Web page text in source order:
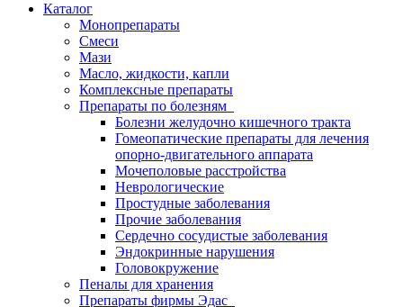
Каталог
Монопрепараты
Смеси
Мази
Масло, жидкости, капли
Комплексные препараты
Препараты по болезням
Болезни желудочно кишечного тракта
Гомеопатические препараты для лечения
опорно-двигательного аппарата
Мочеполовые расстройства
Неврологические
Простудные заболевания
Прочие заболевания
Сердечно сосудистые заболевания
Эндокринные нарушения
Головокружение
Пеналы для хранения
Препараты фирмы Эдас